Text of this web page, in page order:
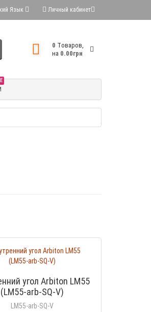
Личный кабинет
Язык
0 Tоваров,
на 0.00грн
угол Arbiton LM55
(LM55-arb-SQ-V)
LM55-arb-SQ-V